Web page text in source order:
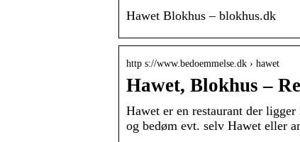
Hawet Blokhus – blokhus.dk
http s://www.bedoemmelse.dk › hawet
Hawet, Blokhus –
Hawet er en restaurant der
og bedøm evt. selv Hawet eller